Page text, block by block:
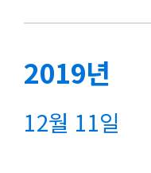
2019년
12월 11일